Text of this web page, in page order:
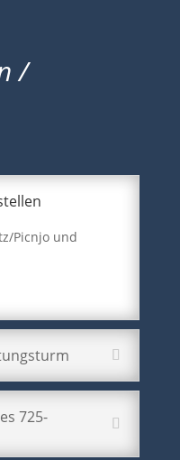
/
Picnjo und
725-